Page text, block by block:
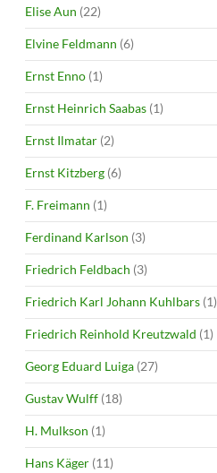
Elise Aun (22)
Elvine Feldmann (6)
Ernst Enno (1)
Ernst Heinrich Saabas (1)
Ernst Ilmatar (2)
Ernst Kitzberg (6)
F. Freimann (1)
Ferdinand Karlson (3)
Friedrich Feldbach (3)
Friedrich Karl Johann Kuhlbars (1)
Friedrich Reinhold Kreutzwald (1)
Georg Eduard Luiga (27)
Gustav Wulff (18)
H. Mulkson (1)
Hans Käger (11)